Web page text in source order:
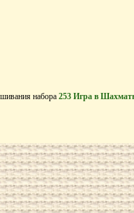
набора 253 Игра в